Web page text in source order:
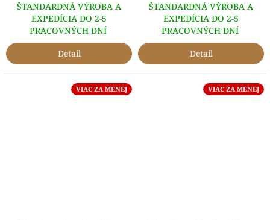
ŠTANDARDNÁ VÝROBA A
EXPEDÍCIA DO 2-5
PRACOVNÝCH DNÍ
Detail
ŠTANDARDNÁ VÝROBA A
EXPEDÍCIA DO 2-5
PRACOVNÝCH DNÍ
Detail
VIAC ZA MENEJ VIAC ZA MENEJ